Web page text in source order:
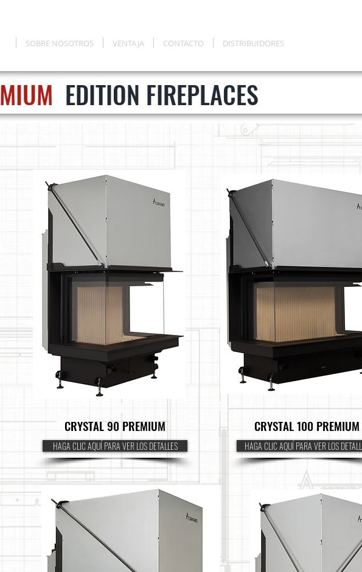
SOBRE NOSOTROS VENTAJA CONTACTO DISTRIBUIDORES
EDITION FIREPLACES
CRYSTAL 90 PREMIUM
HAGA CLIC AQUÍ PARA VER LOS DETALLES
CRYSTAL 100 PREMIUM
HAGA CLIC AQUÍ PARA VER LOS